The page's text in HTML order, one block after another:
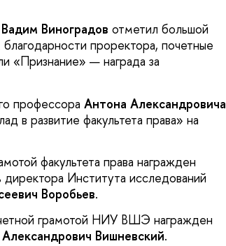
Вадим Виноградов отметил большой
проректора, почетные
«Признание» — награда за
профессора Антона Александровича
в развитие факультета права» на
факультета права награжден
Института исследований
Воробьев.
грамотой НИУ ВШЭ награжден
Вишневский.